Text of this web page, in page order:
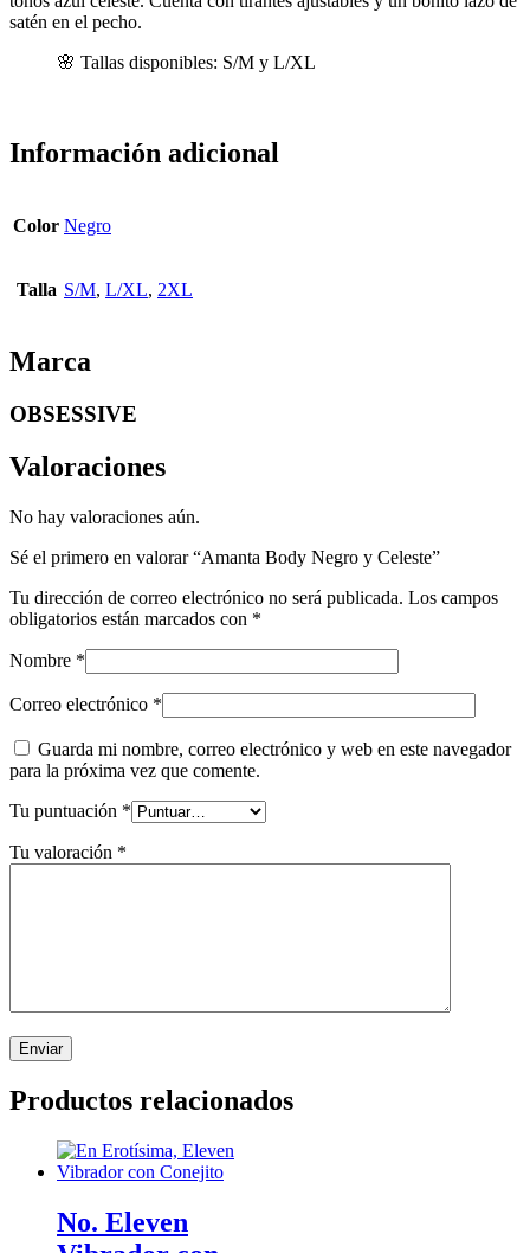
satén en el pecho.
Tallas disponibles: S/M y L/XL
Información adicional
Color Negro
Talla S/M, L/XL, 2XL
Marca
OBSESSIVE
Valoraciones
No hay valoraciones aún.
Sé el primero en valorar “Amanta Body Negro y Celeste”
Tu dirección de correo electrónico no será publicada. Los campos
obligatorios están marcados con *
Nombre *
Correo electrónico *
Guarda mi nombre, correo electrónico y web en este navegador
para la próxima vez que comente.
Tu puntuación *
Tu valoración *
Productos relacionados
No. Eleven